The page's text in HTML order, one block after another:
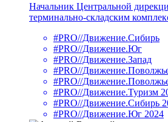
Начальник Центральной
терминально-складским
#PRO//Движение.Сибирь
#PRO//Движение.Юг
#PRO//Движение.Запад
#PRO//
#PRO//
#PRO//Движение.Туризм
#PRO//Движение.Сибирь
#PRO//Движение.Юг 2024